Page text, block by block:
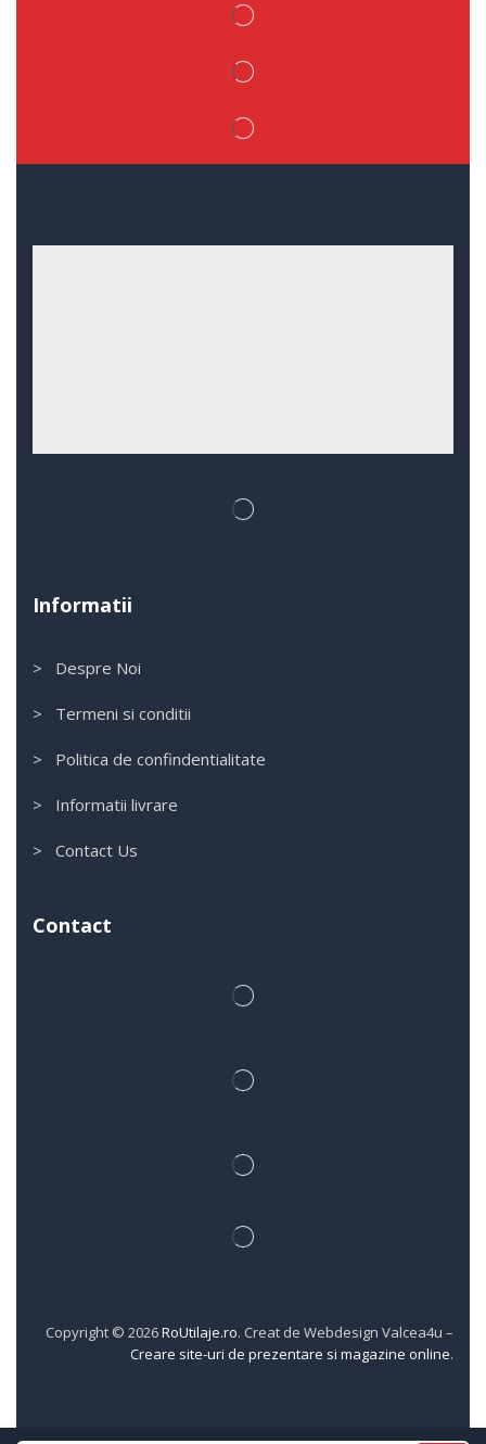
Informatii
> Despre Noi
> Termeni si conditii
> Politica de confindentialitate
> Informatii livrare
> Contact Us
Contact
Copyright © 2026RoUtilaje.ro. Creat de Webdesign Valcea4u –
Creare site-uri de prezentare si magazine online.